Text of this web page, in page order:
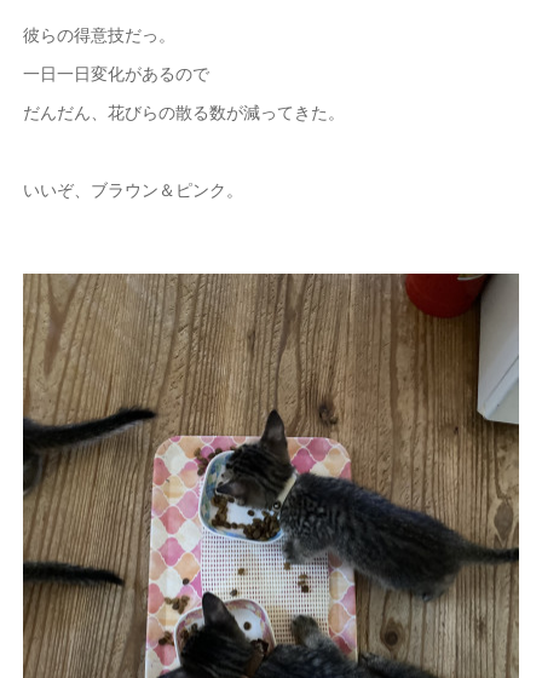
彼らの得意技だっ。
一日一日変化があるので
だんだん、花びらの散る数が減ってきた。
いいぞ、ブラウン＆ピンク。